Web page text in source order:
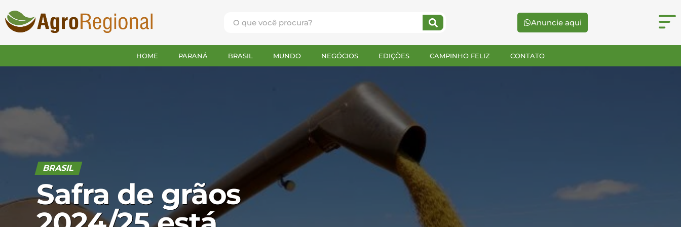
Anuncie aqui
HOME PARANÁ BRASIL MUNDO NEGÓCIOS EDIÇÕES CAMPINHO FELIZ CONTATO
BRASIL
Safra de grãos